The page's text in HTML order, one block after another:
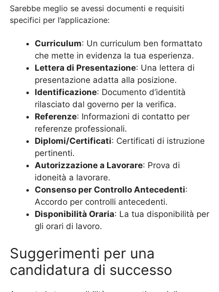
Sarebbe meglio se avessi documenti e requisiti
specifici per l’applicazione:
Curriculum: Un curriculum ben formattato
che mette in evidenza la tua esperienza.
Lettera di Presentazione: Una lettera di
presentazione adatta alla posizione.
Identificazione: Documento d’identità
rilasciato dal governo per la verifica.
Referenze: Informazioni di contatto per
referenze professionali.
Diplomi/Certificati: Certificati di istruzione
pertinenti.
Autorizzazione a Lavorare: Prova di
idoneità a lavorare.
Consenso per Controllo Antecedenti:
Accordo per controlli antecedenti.
Disponibilità Oraria: La tua disponibilità per
gli orari di lavoro.
Suggerimenti per una
candidatura di successo